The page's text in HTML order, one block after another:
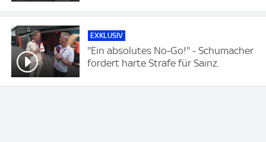
EXKLUSIV
''Ein absolutes No-Go!'' - Schumacher
fordert harte Strafe für Sainz.